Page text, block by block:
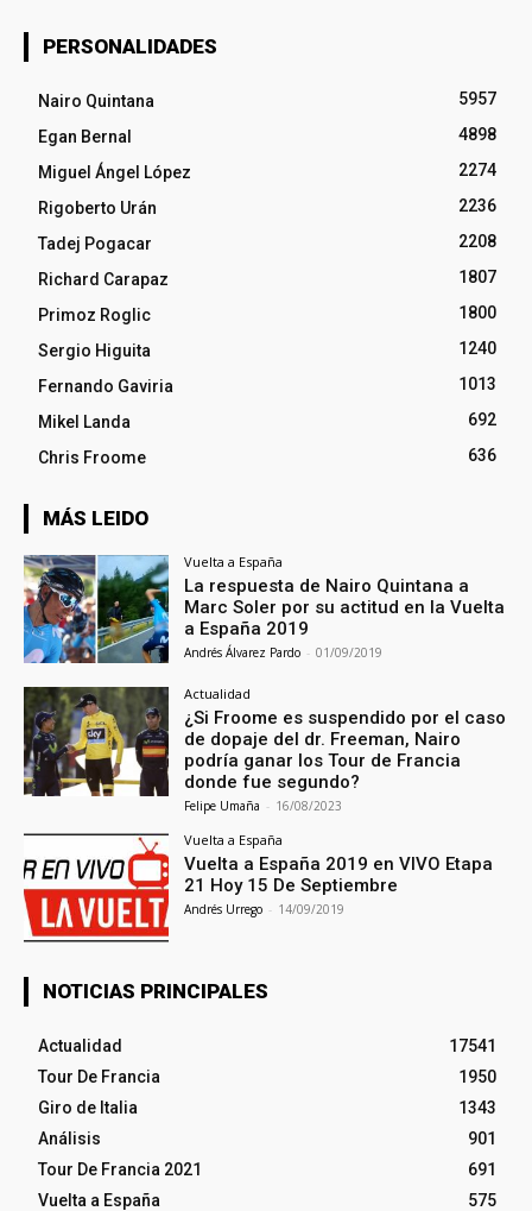
PERSONALIDADES
Nairo Quintana
5957
Egan Bernal
4898
Miguel Ángel López
2274
Rigoberto Urán
2236
Tadej Pogacar
2208
Richard Carapaz
1807
Primoz Roglic
1800
Sergio Higuita
1240
Fernando Gaviria
1013
Mikel Landa
692
Chris Froome
636
MÁS LEIDO
Vuelta a España
La respuesta de Nairo Quintana a
Marc Soler por su actitud en la Vuelta
a España 2019
Andrés Álvarez Pardo - 01/09/2019
Actualidad
¿Si Froome es suspendido por el caso
de dopaje del dr. Freeman, Nairo
podría ganar los Tour de Francia
donde fue segundo?
Felipe Umaña - 16/08/2023
Vuelta a España
Vuelta a España 2019 en VIVO Etapa
21 Hoy 15 De Septiembre
Andrés Urrego - 14/09/2019
NOTICIAS PRINCIPALES
Actualidad
17541
Tour De Francia
1950
Giro de Italia
1343
Análisis
901
Tour De Francia 2021
691
Vuelta a España
575